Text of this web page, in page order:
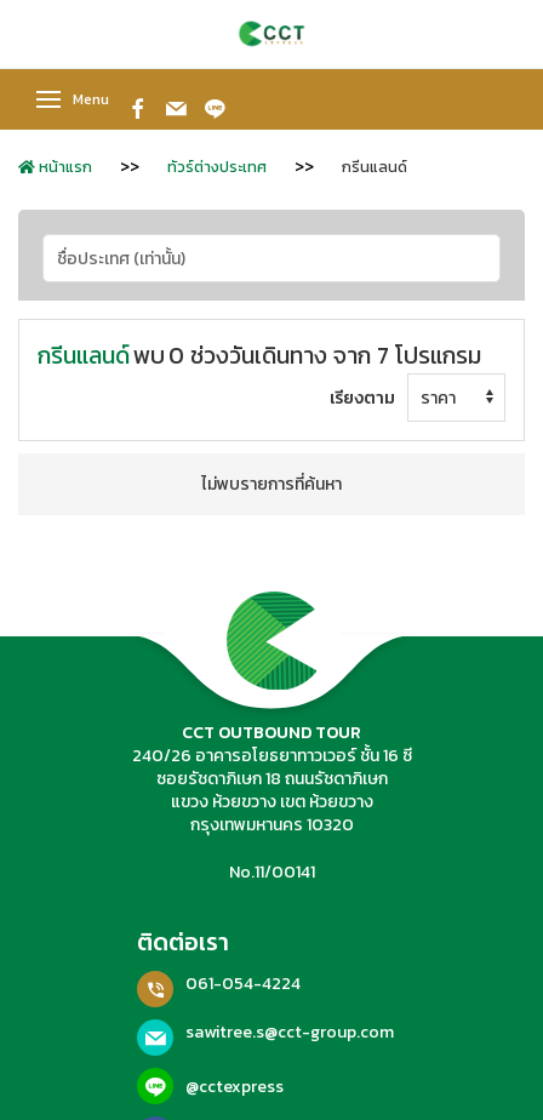
Menu
หน้าแรก ทัวร์ต่างประเทศ กรีนแลนด์
ค้นหาทัวร์
กรีนแลนด์พบ0 ช่วงวันเดินทาง จาก 7 โปรแกรม
เรียงตาม
ไม่พบรายการที่ค้นหา
CCT OUTBOUND TOUR
240/26 อาคารอโยธยาทาวเวอร์ ชั้น 16 ซี
ซอยรัชดาภิเษก 18 ถนนรัชดาภิเษก
แขวง ห้วยขวาง เขต ห้วยขวาง
กรุงเทพมหานคร 10320
No.11/00141
ติดต่อเรา
061-054-4224
sawitree.s@cct-group.com
@cctexpress